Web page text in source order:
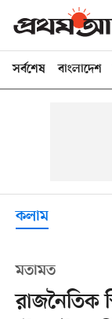
সর্বশেষ বাংলাদেশ
কলাম
মতামত
রাজনৈতিক